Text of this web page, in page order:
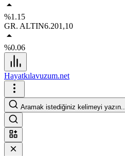
%1.15
GR. ALTIN6.201,10
%0.06
Hayatkılavuzum.net
Aramak istediğiniz kelimeyi yazın..